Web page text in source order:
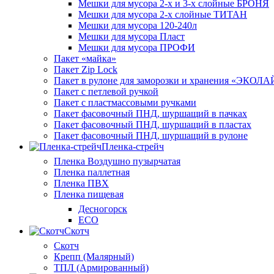
Мешки для мусора 2-х и 3-х слойные БРОНЯ
Мешки для мусора 2-х слойные ТИТАН
Мешки для мусора 120-240л
Мешки для мусора Пласт
Мешки для мусора ПРОФИ
Пакет «майка»
Пакет Zip Lock
Пакет в рулоне для заморозки и хранения
Пакет с петлевой ручкой
Пакет с пластмассовыми ручками
Пакет фасовочный ПНД, шуршащий в пачках
Пакет фасовочный ПНД, шуршащий в пластах
Пакет фасовочный ПНД, шуршащий в рулоне
Пленка-стрейч
Пленка Воздушно пузырчатая
Пленка паллетная
Пленка ПВХ
Пленка пищевая
Десногорск
ECO
Скотч
Скотч
Крепп (Малярный)
ТПЛ (Армированный)